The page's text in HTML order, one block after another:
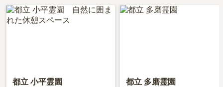
都立 小平霊園 都立 多磨霊園